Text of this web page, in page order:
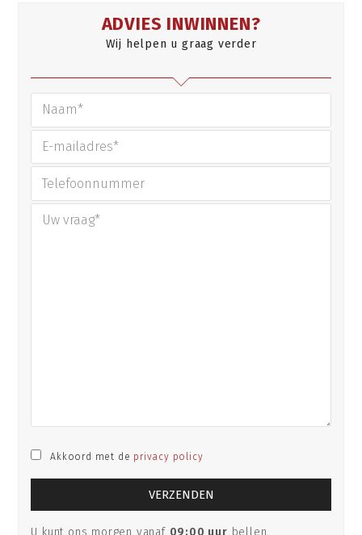
ADVIES INWINNEN?
Wij helpen u graag verder
Akkoord met de privacy policy
U kunt ons morgen vanaf 09:00 uur bellen.